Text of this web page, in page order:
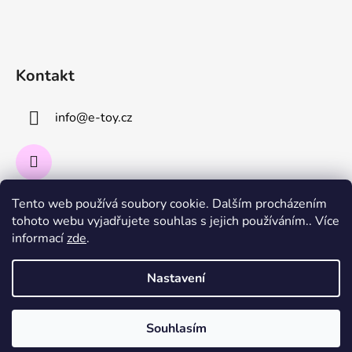
Tento web používá soubory cookie. Dalším procházením
tohoto webu vyjadřujete souhlas s jejich používáním.. Více
informacízde.
Nastavení
Souhlasím
Kontakt
info@e-toy.cz
Instagram
Sledovat na Instagramu
Vytvořil Shoptet